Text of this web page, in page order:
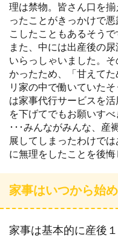
理は禁物。皆さん口を
ったことがきっかけで
こしたこともあるそうで
また、中には出産後の
いらっしゃいました。
かったため、「甘えて
リ家の中で働いていた
は家事代行サービスを
を下げてでもお願いすべ
･･･みんながみんな、産
展してしまったわけで
に無理をしたことを後悔
家事はいつから始
家事は基本的に産後